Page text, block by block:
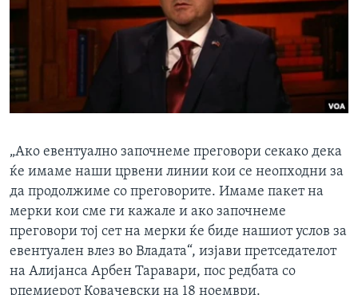
„Ако евентуално започнеме преговори секако дека
ќе имаме наши црвени линии кои се неопходни за
да продолжиме со преговорите. Имаме пакет на
мерки кои сме ги кажале и ако започнеме
преговори тој сет на мерки ќе биде нашиот услов за
евентуален влез во Владата“, изјави претседателот
на Алијанса Арбен Таравари, пос редбата со
рпемиерот Ковачевски на 18 ноември.